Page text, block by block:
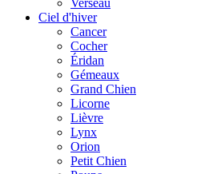
Verseau
Ciel d'hiver
Cancer
Cocher
Éridan
Gémeaux
Grand Chien
Licorne
Lièvre
Lynx
Orion
Petit Chien